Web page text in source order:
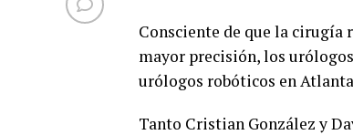
Consciente de que la cirugía
mayor precisión, los urólogos
urólogos robóticos en
Tanto Cristian Gonzálezy